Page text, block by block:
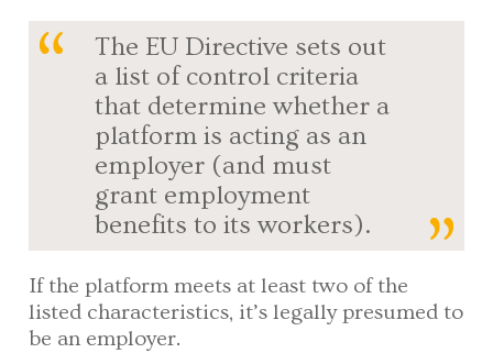
The EU Directive sets out
a list of control criteria
that determine whether a
platform is acting as an
employer (and must
grant employment
benefits to its workers).
If the platform meets at least two of the
listed characteristics, it’s legally presumed to
be an employer.